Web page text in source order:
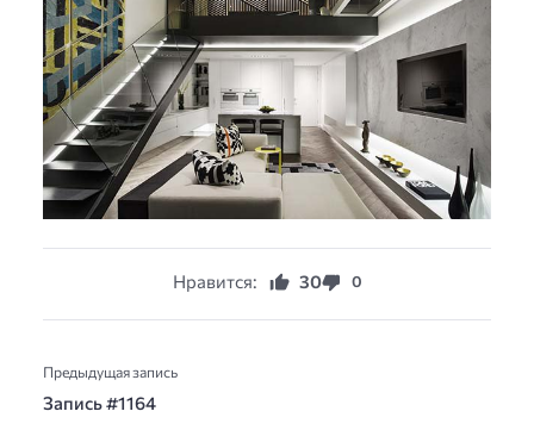
Нравится: 30 0
Предыдущая запись
Запись #1164